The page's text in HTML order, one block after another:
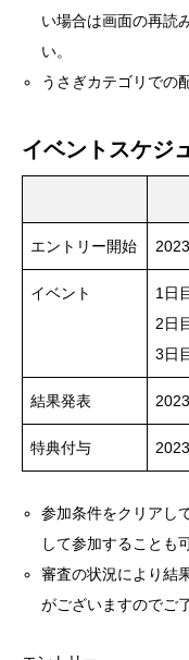
い場合は画面の再読
い。
うさぎカテゴリでの
イベントスケジ
エントリー開始
イベント
1日
2日
3日
結果発表
特典付与
参加条件をクリアし
して参加することも
審査の状況により結
がございますのでご